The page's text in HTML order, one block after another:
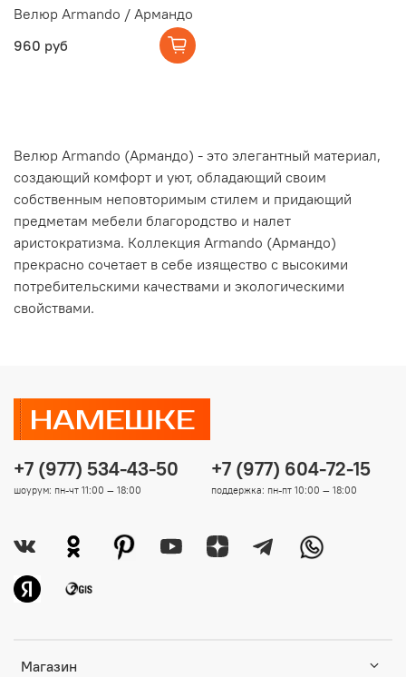
Велюр Armando / Армандо
960 руб
Велюр Аrmando (Армандо) - это элегантный материал,
создающий комфорт и уют, обладающий своим
собственным неповторимым стилем и придающий
предметам мебели благородство и налет
аристократизма. Коллекция Armando (Армандо)
прекрасно сочетает в себе изящество с высокими
потребительскими качествами и экологическими
свойствами.
Магазин
+7 (977) 534-43-50
шоурум: пн-чт 11:00 — 18:00
+7 (977) 604-72-15
поддержка: пн-пт 10:00 — 18:00